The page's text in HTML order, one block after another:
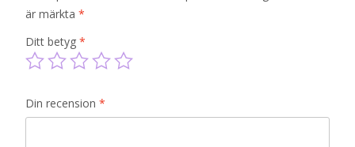
är märkta *
Ditt betyg *
Din recension *